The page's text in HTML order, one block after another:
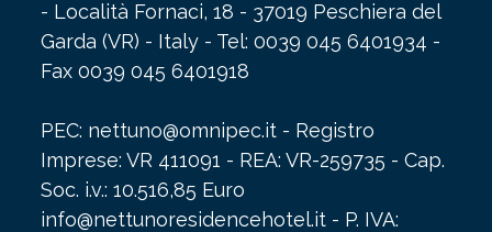
- Località Fornaci, 18 - 37019 Peschiera del
Garda (VR) - Italy - Tel: 0039 045 6401934 -
Fax 0039 045 6401918
PEC: nettuno@omnipec.it - Registro
Imprese: VR 411091 - REA: VR-259735 - Cap.
Soc. i.v.: 10.516,85 Euro
info@nettunoresidencehotel.it - P. IVA: